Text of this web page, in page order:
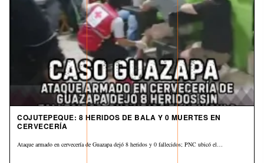
COJUTEPEQUE: 8 HERIDOS DE BALA Y 0 MUERTES EN
CERVECERÍA
Ataque armado en cervecería de Guazapa dejó 8 heridos y 0 fallecidos; PNC ubicó el…